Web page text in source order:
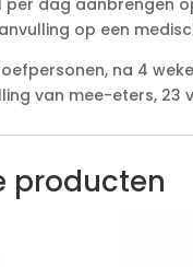
op een
na 4
van mee-eters,
producten